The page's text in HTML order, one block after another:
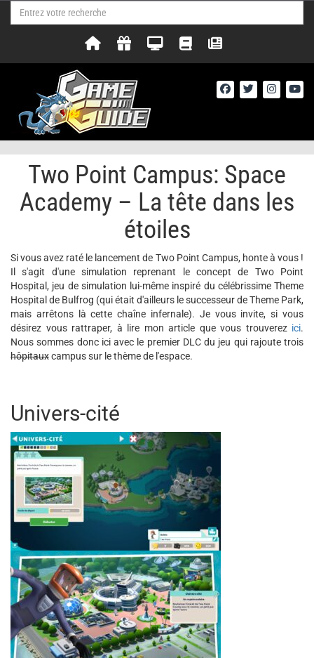
Two Point Campus: Space
Academy – La tête dans les
étoiles
Si vous avez raté le lancement de Two Point Campus, honte à vous !
Il s'agit d'une simulation reprenant le concept de Two Point
Hospital, jeu de simulation lui-même inspiré du célébrissime Theme
Hospital de Bulfrog (qui était d'ailleurs le successeur de Theme Park,
mais arrêtons là cette chaîne infernale). Je vous invite, si vous
désirez vous rattraper, à lire mon article que vous trouverez ici.
Nous sommes donc ici avec le premier DLC du jeu qui rajoute trois
hôpitauxcampus sur le thème de l'espace.
Univers-cité